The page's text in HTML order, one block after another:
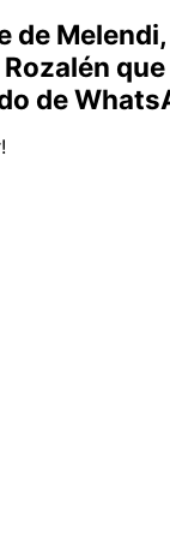
de
de